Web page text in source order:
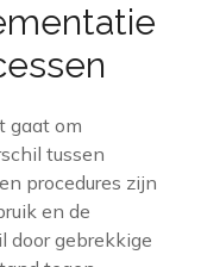
gaat om
tussen
procedures zijn
en de
door gebrekkige